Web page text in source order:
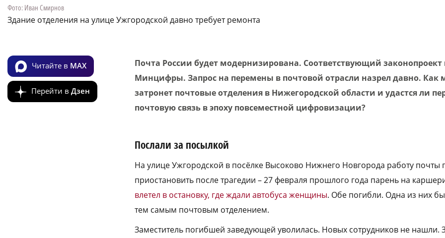
Фото: Иван Смирнов
Здание отделения на улице Ужгородской давно требует ремонта
Читайте в MAX
Перейти в Дзен
Почта России будет модернизирована. Соответствующий законопроект
Минцифры. Запрос на перемены в почтовой отрасли назрел давно. Как
затронет почтовые отделения в Нижегородской области и удастся ли
почтовую связь в эпоху повсеместной цифровизации?
Послали за посылкой
На улице Ужгородской в посёлке Высоково Нижнего Новгорода работу почты
приостановить после трагедии – 27 февраля прошлого года парень на
влетел в остановку, где ждали автобуса женщины. Обе погибли. Одна из них
тем самым почтовым отделением.
Заместитель погибшей заведующей уволилась. Новых сотрудников не нашли.